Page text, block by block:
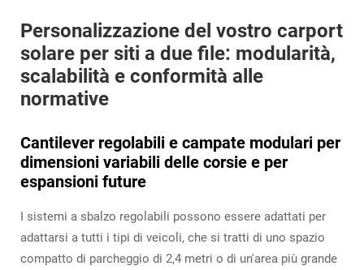
Personalizzazione del vostro carport
solare per siti a due file: modularità,
scalabilità e conformità alle
normative
Cantilever regolabili e campate modulari per
dimensioni variabili delle corsie e per
espansioni future
I sistemi a sbalzo regolabili possono essere adattati per
adattarsi a tutti i tipi di veicoli, che si tratti di uno spazio
compatto di parcheggio di 2,4 metri o di un'area più grande